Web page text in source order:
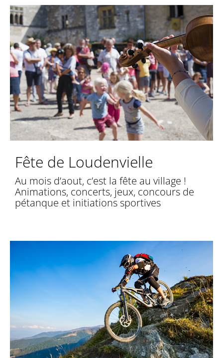
Fête de Loudenvielle
Au mois d’aout, c’est la fête au village !
Animations, concerts, jeux, concours de
pétanque et initiations sportives